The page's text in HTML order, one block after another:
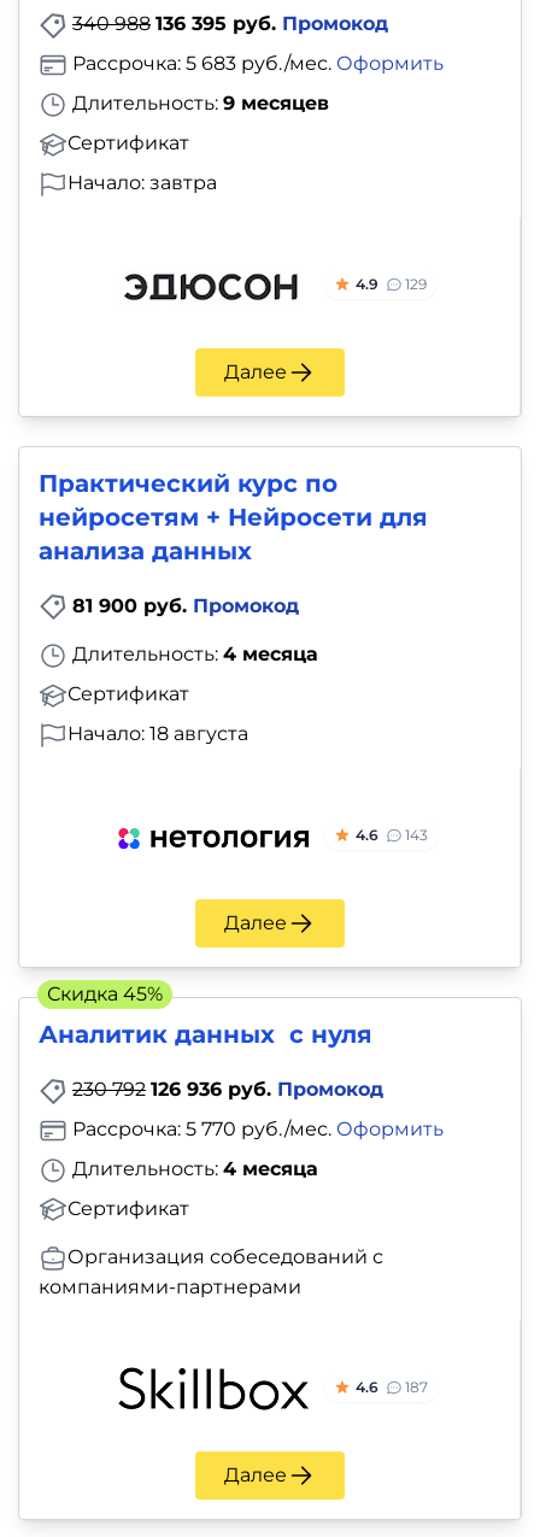
340 988 136 395 руб. Промокод
Длительность: 9 месяцев
Сертификат
Рассрочка: 5 683 руб./мес. Оформить
Начало: завтра
4.9 129
Далее
Практический курс по
нейросетям + Нейросети для
анализа данных
81 900 руб. Промокод
Длительность: 4 месяца
Сертификат
Начало: 18 августа
4.6 143
Далее
Аналитик данных с нуля
230 792 126 936 руб. Промокод
Длительность: 4 месяца
Сертификат
Рассрочка: 5 770 руб./мес. Оформить
Организация собеседований с
компаниями-партнерами
4.6 187
Далее
Скидка 45%
Репетиторы
Тесты
на
профориентацию